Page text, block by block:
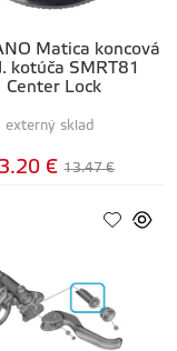
Matica koncová
kotúča SMRT81
Center Lock
externý sklad
€ 13.47 €